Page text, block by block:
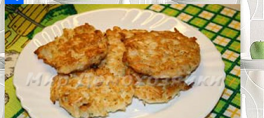
Отправить